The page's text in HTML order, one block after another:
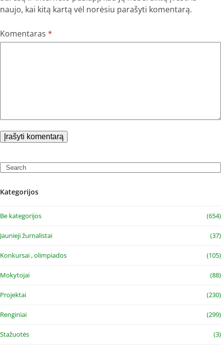
naujo, kai kitą kartą vėl norėsiu parašyti komentarą.
Komentaras *
Search
Kategorijos
Be kategorijos (654)
Jaunieji žurnalistai (37)
Konkursai , olimpiados (105)
Mokytojai (88)
Projektai (230)
Renginiai (299)
Stažuotės (3)